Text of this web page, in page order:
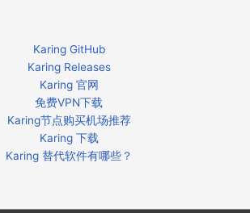
Karing GitHub
Karing Releases
Karing 官网
免费VPN下载
Karing节点购买机场推荐
Karing 下载
Karing 替代软件有哪些？